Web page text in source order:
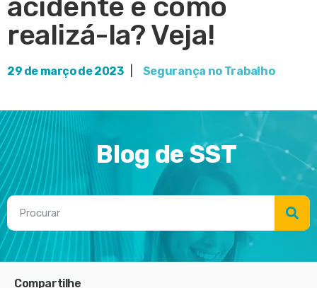
acidente e como
realizá-la? Veja!
29 de março de 2023 Segurança no Trabalho
Blog de SST
Compartilhe